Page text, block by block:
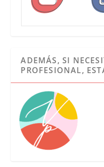
ADEMÁS, SI
PROFESIONAL,